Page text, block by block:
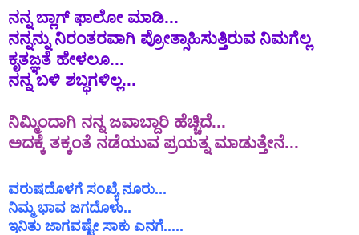
ನನ್ನ ಬ್ಲಾಗ್ ಫಾಲೋ ಮಾಡಿ...
ನನ್ನನ್ನು ನಿರಂತರವಾಗಿ ಪ್ರೋತ್ಸಾಹಿಸುತ್ತಿರುವ ನಿಮಗೆಲ್ಲ
ಕೃತಜ್ಞತೆ ಹೇಳಲೂ...
ನನ್ನ ಬಳಿ ಶಬ್ಧಗಳಿಲ್ಲ...
ನಿಮ್ಮಿಂದಾಗಿ ನನ್ನ ಜವಾಬ್ದಾರಿ ಹೆಚ್ಚಿದೆ...
ಅದಕ್ಕೆ ತಕ್ಕಂತೆ ನಡೆಯುವ ಪ್ರಯತ್ನ ಮಾಡುತ್ತೇನೆ...
ವರುಷದೊಳಗೆ ಸಂಖ್ಯೆ ನೂರು...
ನಿಮ್ಮ ಭಾವ ಜಗದೊಳು..
ಇನಿತು ಜಾಗವಷ್ಟೇ ಸಾಕು ಎನಗೆ.....